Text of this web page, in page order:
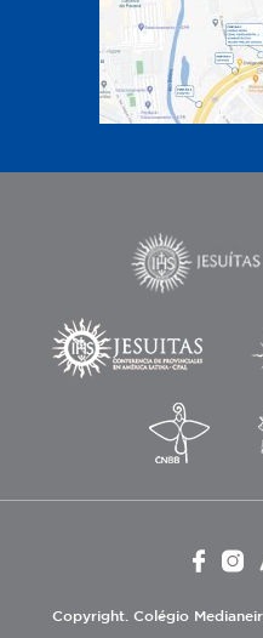
Copyright. Colégio